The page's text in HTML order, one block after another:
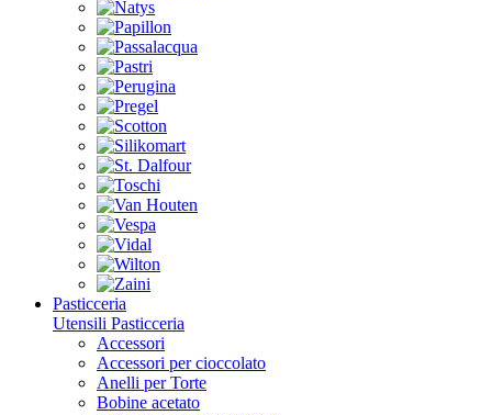
Pasticceria
Utensili Pasticceria
Accessori
Accessori per cioccolato
Anelli per Torte
Bobine acetato